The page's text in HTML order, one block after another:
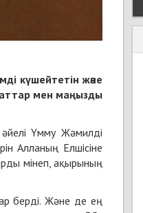
күшейтетін және
мен маңызды
Үмму Жәмилді
Алланың Елшісіне
мінеп, ақырының
берді. Және де ең